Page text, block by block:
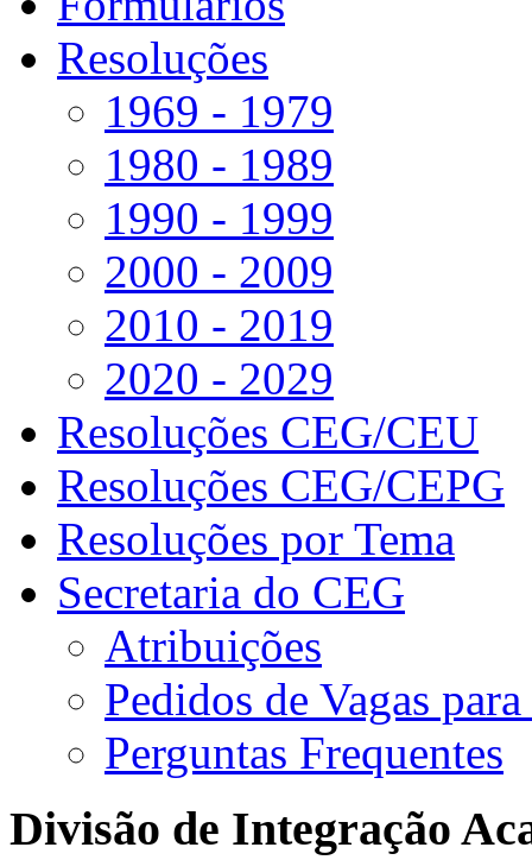
Resoluções
1969 - 1979
1980 - 1989
1990 - 1999
2000 - 2009
2010 - 2019
2020 - 2029
Resoluções CEG/CEU
Resoluções CEG/CEPG
Resoluções por Tema
Secretaria do CEG
Atribuições
Pedidos de Vagas
Perguntas Frequentes
Divisão de Integração